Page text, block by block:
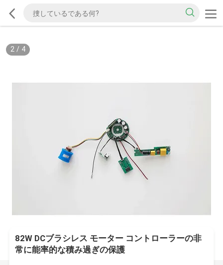
2/ 4
82W DCブラシレス モーター コントローラーの非
常に能率的な積み過ぎの保護